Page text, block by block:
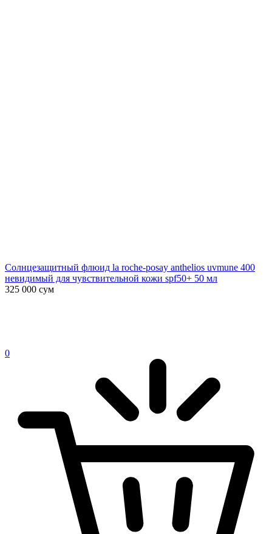
Солнцезащитный флюид la roche-posay anthelios uvmune 400
невидимый для чувствительной кожи spf50+ 50 мл
325 000 сум
0